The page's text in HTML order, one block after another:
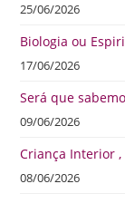
25/06/2026
Biologia ou
17/06/2026
Será que
09/06/2026
Criança Interior
08/06/2026